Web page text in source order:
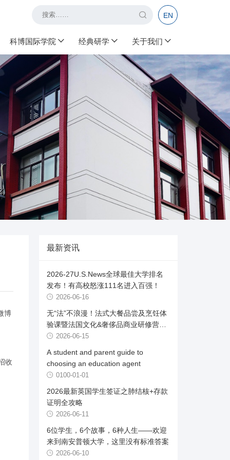
EN
科博国际学院 经典研学 关于我们
博
收
最新资讯
2026-27U.S.News全球最佳大学排名
发布！有高校怒涨111名进入百强！
2026-06-16
无“法”不浪漫！法式大餐品尝及烹饪体
验课暨法国文化&奢侈品商业研修营首
发 2026-06-15
A student and parent guide to
choosing an education agent
0100-01-01
2026最新英国学生签证之肺结核+存款
证明全攻略
2026-06-11
6位学生，6个故事，6种人生——欢迎
来到南安普顿大学，这里没有标准答案
2026-06-10